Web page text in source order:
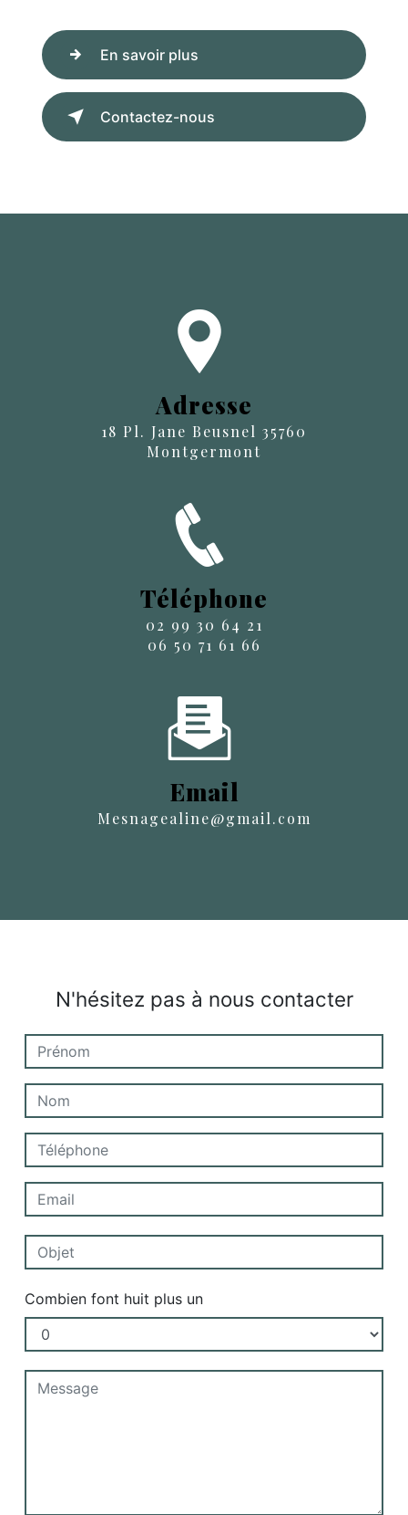
En savoir plus
Contactez-nous
Adresse
18 Pl. Jane Beusnel 35760
Montgermont
Téléphone
02 99 30 64 21
06 50 71 61 66
Email
mesnagealine@gmail.com
N'hésitez pas à nous contacter
Combien font huit plus un